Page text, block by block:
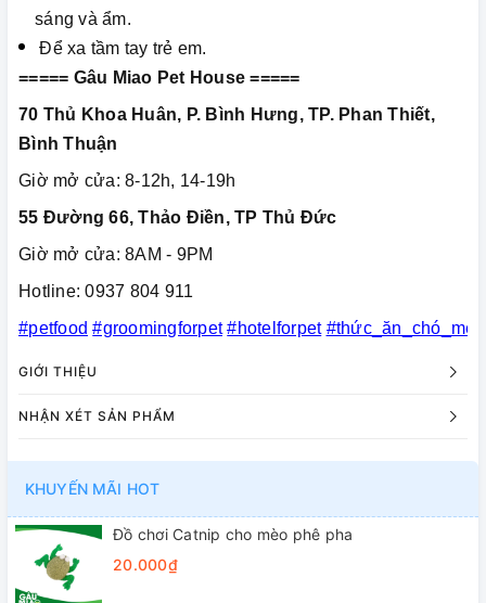
sáng và ẩm.
Để xa tầm tay trẻ em.
===== Gâu Miao Pet House =====
70 Thủ Khoa Huân, P. Bình Hưng, TP. Phan Thiết,
Bình Thuận
Giờ mở cửa: 8-12h, 14-19h
55 Đường 66, Thảo Điền, TP Thủ Đức
Giờ mở cửa: 8AM - 9PM
Hotline: 0937 804 911
#petfood #groomingforpet #hotelforpet #thức_ăn_chó_mèo
GIỚI THIỆU
NHẬN XÉT SẢN PHẨM
KHUYẾN MÃI HOT
Đồ chơi Catnip cho mèo phê pha
20.000₫